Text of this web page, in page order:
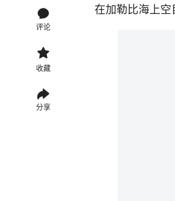
评论
收藏
分享
在加勒比海上空